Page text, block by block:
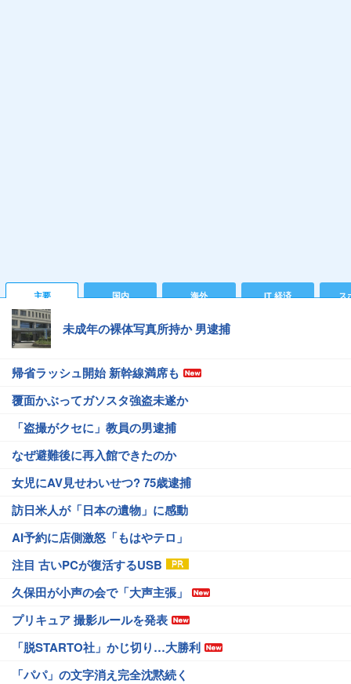
主要 国内 海外 IT 経済 ス
未成年の裸体写真所持か 男逮捕
帰省ラッシュ開始 新幹線満席も
覆面かぶってガソスタ強盗未遂か
「盗撮がクセに」教員の男逮捕
なぜ避難後に再入館できたのか
女児にAV見せわいせつ? 75歳逮捕
訪日米人が「日本の遺物」に感動
AI予約に店側激怒「もはやテロ」
注目 古いPCが復活するUSB
久保田が小声の会で「大声主張」
プリキュア 撮影ルールを発表
「脱STARTO社」かじ切り…大勝利
「パパ」の文字消え完全沈黙続く